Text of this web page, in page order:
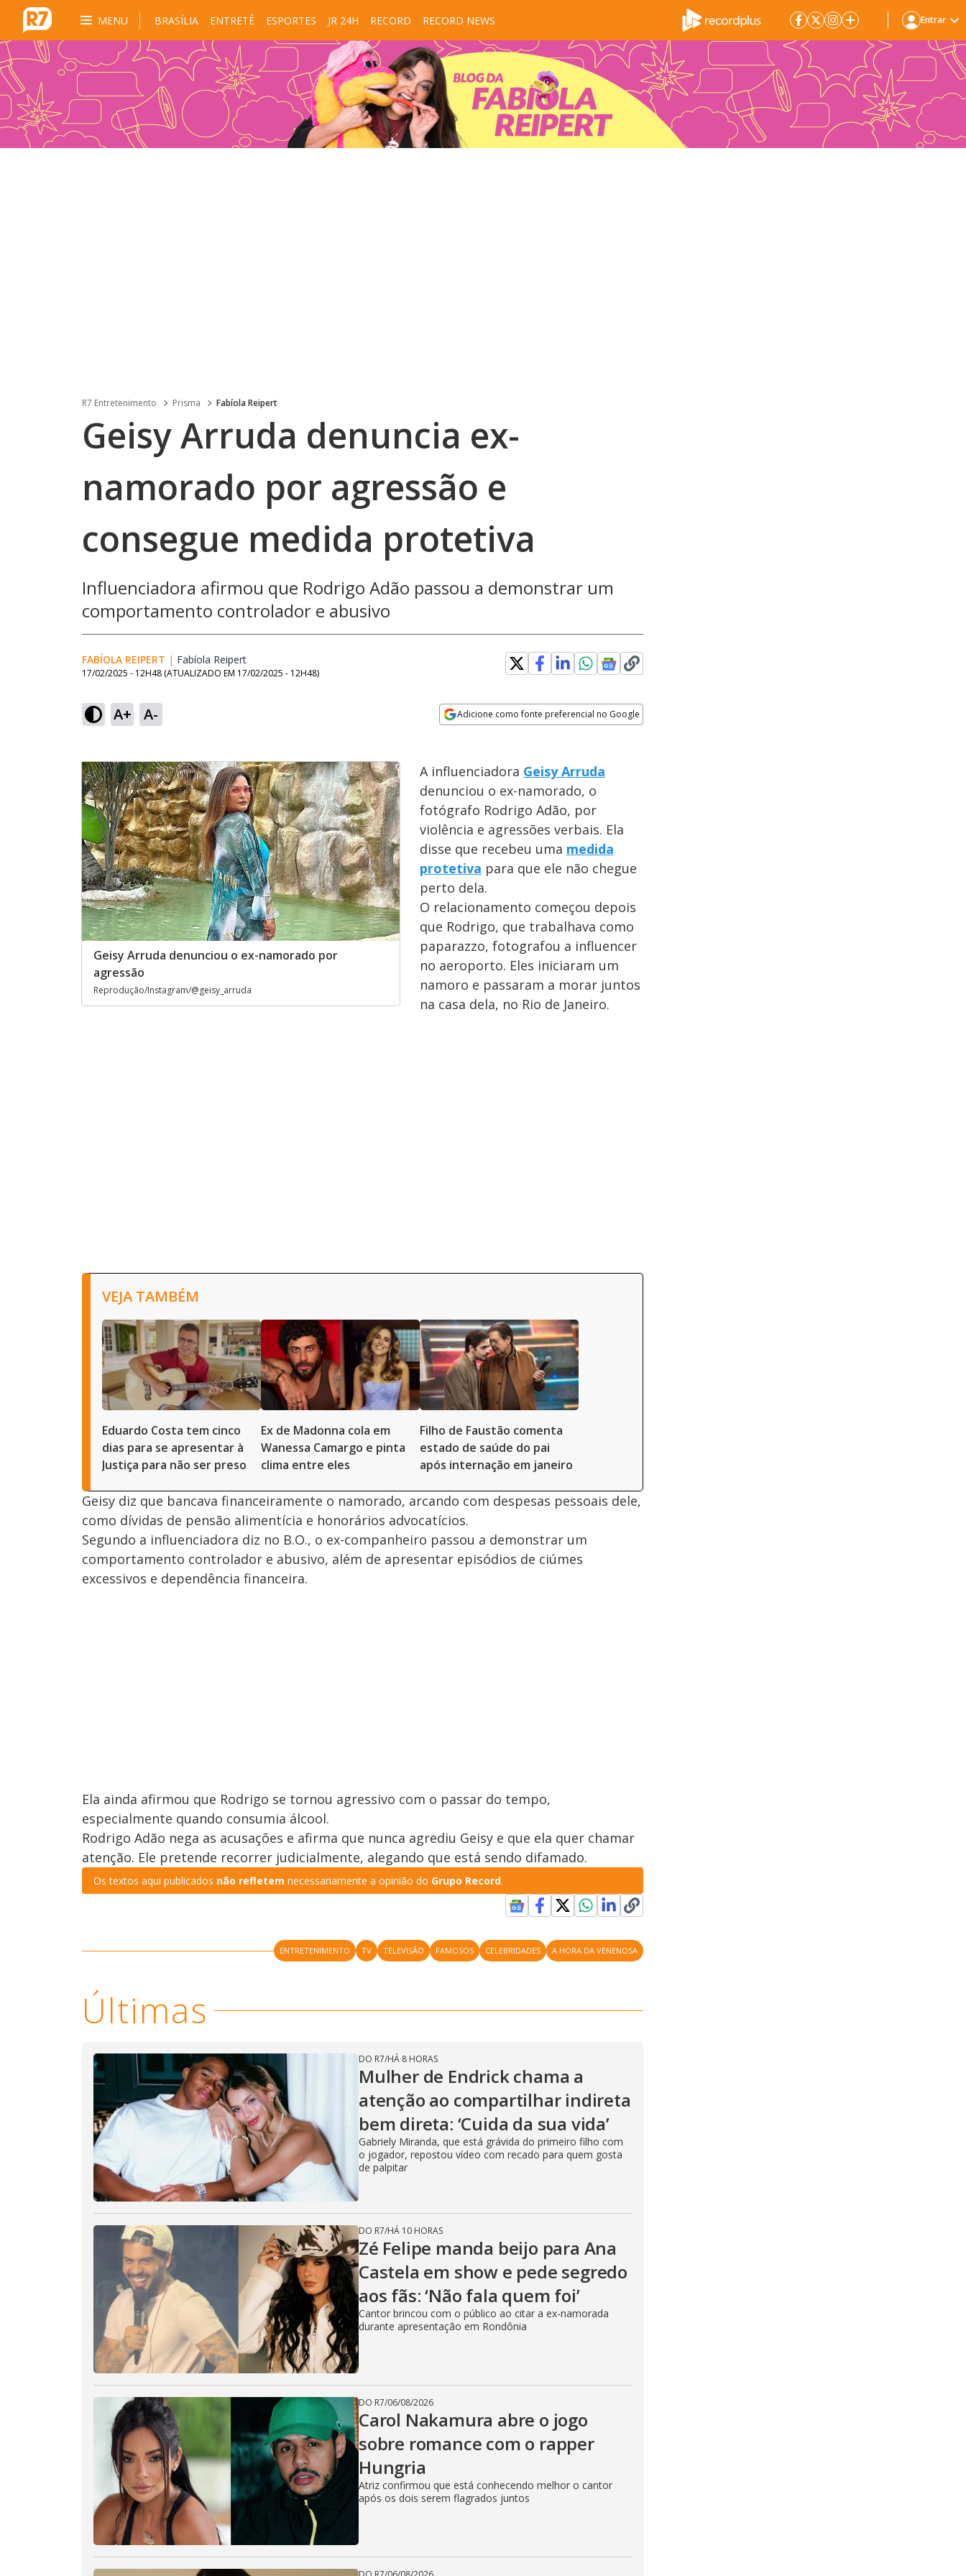
MENU BRASÍLIA ENTRETÊ ESPORTES JR 24H RECORD RECORD NEWS Entrar
R7 Entretenimento Prisma Fabíola Reipert
Geisy Arruda denuncia ex-
namorado por agressão e
consegue medida protetiva
Influenciadora afirmou que Rodrigo Adão passou a demonstrar um
comportamento controlador e abusivo
FABÍOLA REIPERT | Fabíola Reipert
17/02/2025 - 12H48 (ATUALIZADO EM 17/02/2025 - 12H48)
A+ A- Adicione como fonte preferencial no Google
Geisy Arruda denunciou o ex-namorado por
agressão
Reprodução/Instagram/@geisy_arruda
A influenciadora Geisy Arruda
denunciou o ex-namorado, o
fotógrafo Rodrigo Adão, por
violência e agressões verbais. Ela
disse que recebeu uma medida
protetiva para que ele não chegue
perto dela.
O relacionamento começou depois
que Rodrigo, que trabalhava como
paparazzo, fotografou a influencer
no aeroporto. Eles iniciaram um
namoro e passaram a morar juntos
na casa dela, no Rio de Janeiro.
VEJA TAMBÉM
Eduardo Costa tem cinco
dias para se apresentar à
Justiça para não ser preso
Ex de Madonna cola em
Wanessa Camargo e pinta
clima entre eles
Filho de Faustão comenta
estado de saúde do pai
após internação em janeiro
Geisy diz que bancava financeiramente o namorado, arcando com despesas pessoais dele,
como dívidas de pensão alimentícia e honorários advocatícios.
Segundo a influenciadora diz no B.O., o ex-companheiro passou a demonstrar um
comportamento controlador e abusivo, além de apresentar episódios de ciúmes
excessivos e dependência financeira.
Ela ainda afirmou que Rodrigo se tornou agressivo com o passar do tempo,
especialmente quando consumia álcool.
Rodrigo Adão nega as acusações e afirma que nunca agrediu Geisy e que ela quer chamar
atenção. Ele pretende recorrer judicialmente, alegando que está sendo difamado.
Os textos aqui publicados não refletem necessariamente a opinião do Grupo Record.
ENTRETENIMENTO TV TELEVISÃO FAMOSOS CELEBRIDADES A HORA DA VENENOSA
Últimas
DO R7/HÁ 8 HORAS
Mulher de Endrick chama a
atenção ao compartilhar indireta
bem direta: ‘Cuida da sua vida’
Gabriely Miranda, que está grávida do primeiro filho com
o jogador, repostou vídeo com recado para quem gosta
de palpitar
DO R7/HÁ 10 HORAS
Zé Felipe manda beijo para Ana
Castela em show e pede segredo
aos fãs: ‘Não fala quem foi’
Cantor brincou com o público ao citar a ex-namorada
durante apresentação em Rondônia
DO R7/06/08/2026
Carol Nakamura abre o jogo
sobre romance com o rapper
Hungria
Atriz confirmou que está conhecendo melhor o cantor
após os dois serem flagrados juntos